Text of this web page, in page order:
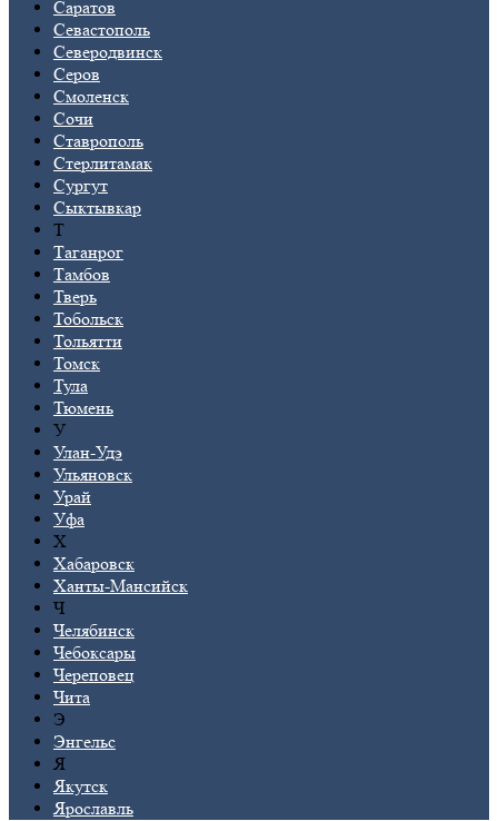
Саратов
Севастополь
Северодвинск
Серов
Смоленск
Сочи
Ставрополь
Стерлитамак
Сургут
Сыктывкар
Т
Таганрог
Тамбов
Тверь
Тобольск
Тольятти
Томск
Тула
Тюмень
У
Улан-Удэ
Ульяновск
Урай
Уфа
Х
Хабаровск
Ханты-Мансийск
Ч
Челябинск
Чебоксары
Череповец
Чита
Э
Энгельс
Я
Якутск
Ярославль